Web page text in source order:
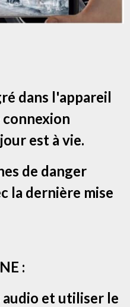
dans l'appareil
connexion
est à vie.
de danger
la dernière mise
:
et utiliser le